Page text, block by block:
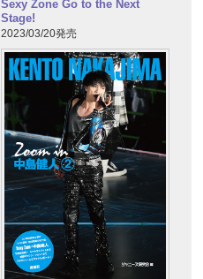
Sexy Zone Go to the Next
Stage!
2023/03/20発売